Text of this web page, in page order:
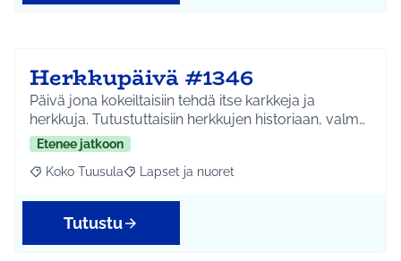
Herkkupäivä #1346
Päivä jona kokeiltaisiin tehdä itse karkkeja ja
herkkuja. Tutustuttaisiin herkkujen historiaan, valm…
Etenee jatkoon
Rajaa tulokset aihepiirin mukaan: Koko Tuusula
Koko Tuusula Rajaa tulokset teeman mukaan: Lapset ja
Lapset ja nuoret
Tutustu